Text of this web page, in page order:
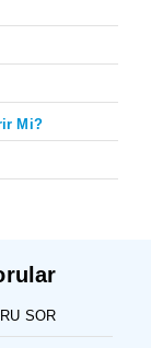
Mi?
SOR